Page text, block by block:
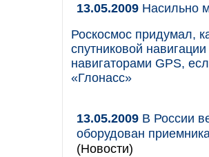
13.05.2009 Насильно
Роскосмос придумал,
спутниковой
навигаторами GPS,
«Глонасс»
13.05.2009 В России
оборудован
(Новости)